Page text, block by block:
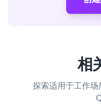
相
探索适用于工作